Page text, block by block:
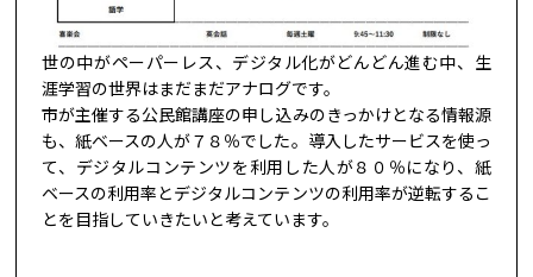
世の中がペーパーレス、デジタル化がどんどん進む中、生
涯学習の世界はまだまだアナログです。
市が主催する公民館講座の申し込みのきっかけとなる情報源
も、紙ベースの人が７８％でした。導入したサービスを使っ
て、デジタルコンテンツを利用した人が８０％になり、紙
ベースの利用率とデジタルコンテンツの利用率が逆転するこ
とを目指していきたいと考えています。